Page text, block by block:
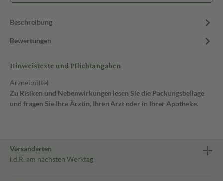
Beschreibung
Bewertungen
Hinweistexte und Pflichtangaben
Arzneimittel
Zu Risiken und Nebenwirkungen lesen Sie die Packungsbeilage
und fragen Sie Ihre Ärztin, Ihren Arzt oder in Ihrer Apotheke.
Versandarten
i.d.R. am nächsten Werktag